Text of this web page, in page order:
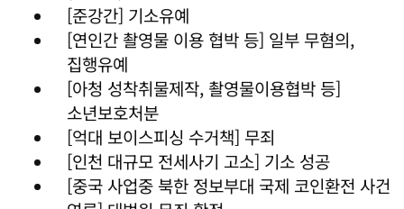
[준강간] 기소유예
[연인간 촬영물 이용 협박 등] 일부 무혐의,
집행유예
[아청 성착취물제작, 촬영물이용협박 등]
소년보호처분
[억대 보이스피싱 수거책] 무죄
[인천 대규모 전세사기 고소] 기소 성공
[중국 사업중 북한 정보부대 국제 코인환전 사건